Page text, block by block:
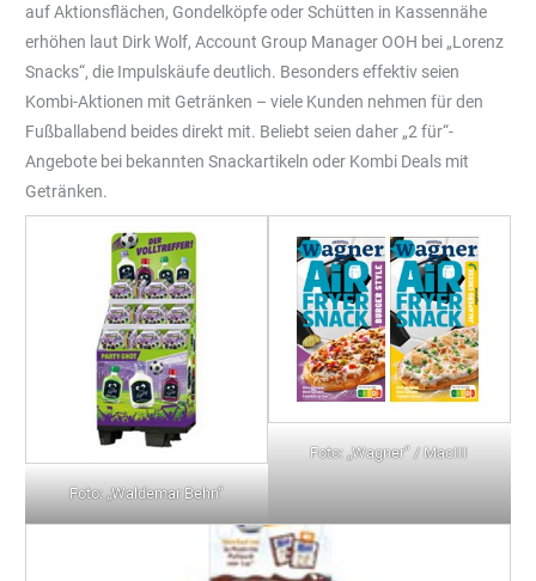
auf Aktionsflächen, Gondelköpfe oder Schütten in Kassennähe
erhöhen laut Dirk Wolf, Account Group Manager OOH bei „Lorenz
Snacks“, die Impulskäufe deutlich. Besonders effektiv seien
Kombi-Aktionen mit Getränken – viele Kunden nehmen für den
Fußballabend beides direkt mit. Beliebt seien daher „2 für“-
Angebote bei bekannten Snackartikeln oder Kombi Deals mit
Getränken.
Foto: „Waldemar Behn“
Foto: „Wagner“ / MacIII